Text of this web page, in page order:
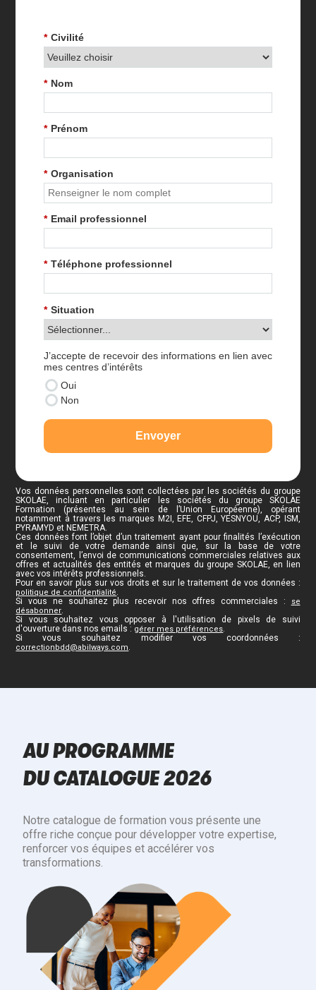
* Civilité
* Nom
* Prénom
* Organisation
* Email professionnel
* Téléphone professionnel
* Situation
J’accepte de recevoir des informations en lien avec
mes centres d’intérêts
Oui
Non
Envoyer
Vos données personnelles sont collectées par les sociétés du groupe
SKOLAE, incluant en particulier les sociétés du groupe SKOLAE
Formation (présentes au sein de l’Union Européenne), opérant
notamment à travers les marques M2I, EFE, CFPJ, YESNYOU, ACP, ISM,
PYRAMYD et NEMETRA.
Ces données font l’objet d’un traitement ayant pour finalités l’exécution
et le suivi de votre demande ainsi que, sur la base de votre
consentement, l’envoi de communications commerciales relatives aux
offres et actualités des entités et marques du groupe SKOLAE, en lien
avec vos intérêts professionnels.
Pour en savoir plus sur vos droits et sur le traitement de vos données :
politique de confidentialité.
Si vous ne souhaitez plus recevoir nos offres commerciales :
se
désabonner.
Si vous souhaitez vous opposer à l'utilisation de pixels de suivi
d'ouverture dans nos emails : gérer mes préférences.
Si vous souhaitez modifier vos coordonnées :
correctionbdd@abilways.com.
AU PROGRAMME
DU CATALOGUE 2026
Notre catalogue de formation vous présente une
offre riche conçue pour développer votre expertise,
renforcer vos équipes et accélérer vos
transformations.